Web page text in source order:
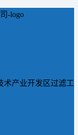
术产业开发区过滤工